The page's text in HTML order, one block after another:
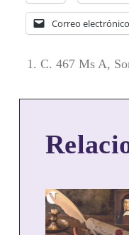
Correo electrónico
C. 467 Ms A,